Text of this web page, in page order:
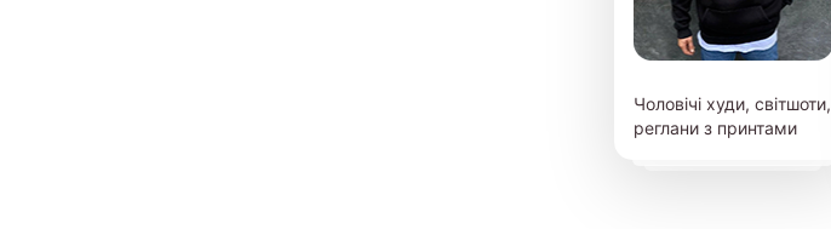
Чоловічі худи, світшоти,
реглани з принтами